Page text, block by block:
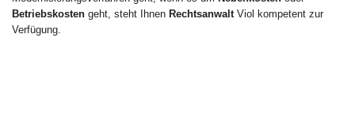
Betriebskosten geht, steht Ihnen Rechtsanwalt Viol kompetent zur
Verfügung.